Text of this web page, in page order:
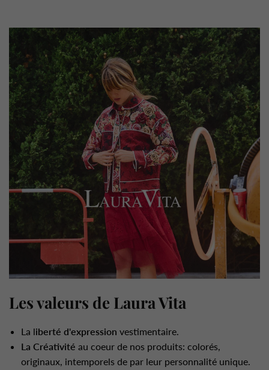
Les valeurs de Laura Vita
La liberté d'expression vestimentaire.
La Créativité au coeur de nos produits: colorés,
originaux, intemporels de par leur personnalité unique.